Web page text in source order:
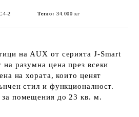
2 Тегло: 34.000 кг
на AUX от серията J-Smart
разумна цена през всеки
на хората, които ценят
стил и функционалност.
помещения до 23 кв. м.